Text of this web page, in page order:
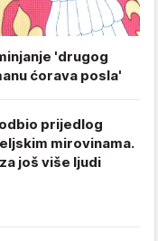
'drugog
ćorava posla'
prijedlog
mirovinama.
još više ljudi